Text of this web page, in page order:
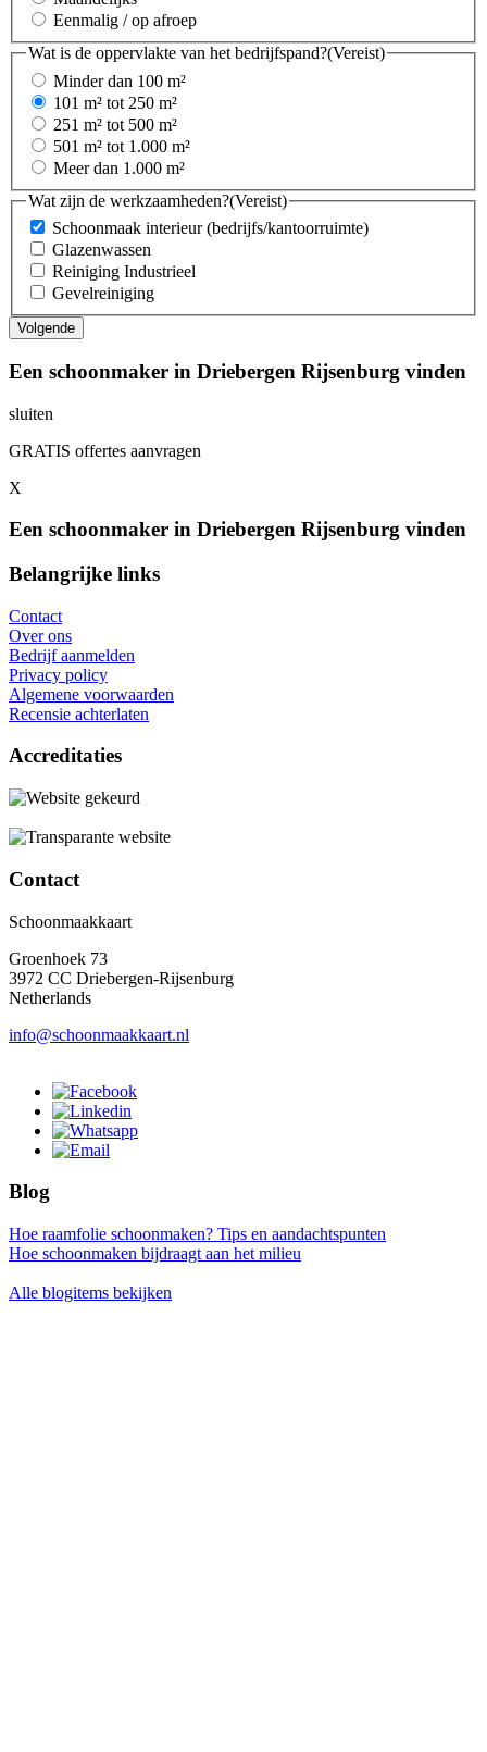
Eenmalig / op afroep
Wat is de oppervlakte van het bedrijfspand?(Vereist)
Minder dan 100 m²
101 m² tot 250 m²
251 m² tot 500 m²
501 m² tot 1.000 m²
Meer dan 1.000 m²
Wat zijn de werkzaamheden?(Vereist)
Schoonmaak interieur (bedrijfs/kantoorruimte)
Glazenwassen
Reiniging Industrieel
Gevelreiniging
Een schoonmaker in Driebergen Rijsenburg vinden
sluiten
GRATIS offertes aanvragen
X
Een schoonmaker in Driebergen Rijsenburg vinden
Belangrijke links
Contact
Over ons
Bedrijf aanmelden
Privacy policy
Algemene voorwaarden
Recensie achterlaten
Accreditaties
Contact
Schoonmaakkaart
Groenhoek 73
3972 CC Driebergen-Rijsenburg
Netherlands
info@schoonmaakkaart.nl
Blog
Hoe raamfolie schoonmaken? Tips en aandachtspunten
Hoe schoonmaken bijdraagt aan het milieu
Alle blogitems bekijken